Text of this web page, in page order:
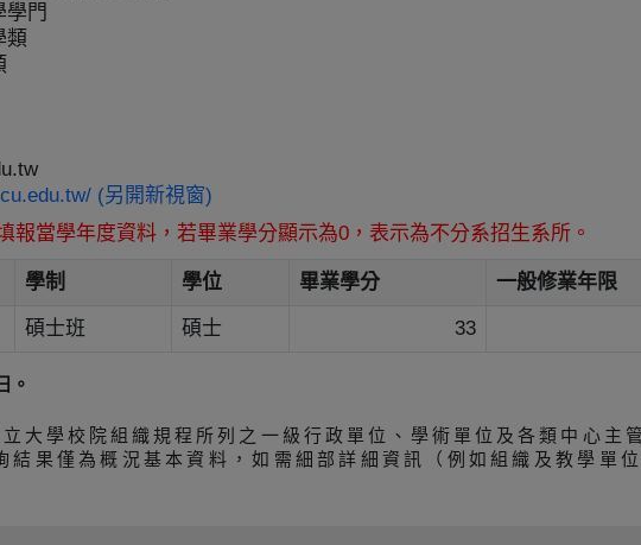
學門
類
(另開新視窗)
報當學年度資料，若畢業學分顯示為0，表示為不分系招生系所。
學制 學位 畢業學分 一般修業年限
碩士班 碩士 33
。
大學校院組織規程所列之一級行政單位、學術單位及各類中心主
結果僅為概況基本資料，如需細部詳細資訊（例如組織及教學單